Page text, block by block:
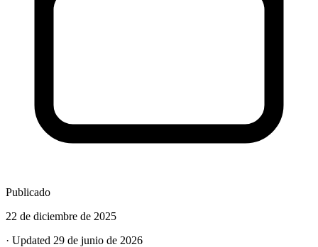
Publicado
22 de diciembre de 2025
· Updated 29 de junio de 2026